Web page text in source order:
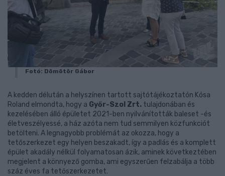
Fotó: Dömötör Gábor
A kedden délután a helyszínen tartott sajtótájékoztatón Kósa
Roland elmondta, hogy a Győr-Szol Zrt. tulajdonában és
kezelésében álló épületet 2021-ben nyilvánították baleset -és
életveszélyessé, a ház azóta nem tud semmilyen közfunkciót
betölteni. A legnagyobb problémát az okozza, hogy a
tetőszerkezet egy helyen beszakadt, így a padlás és a komplett
épület akadály nélkül folyamatosan ázik, aminek következtében
megjelent a könnyező gomba, ami egyszerűen felzabálja a több
száz éves fa tetőszerkezetet.